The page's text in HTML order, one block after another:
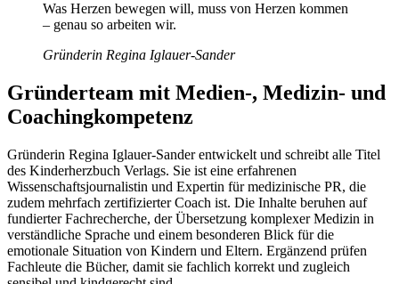
Was Herzen bewegen will, muss von Herzen kommen
– genau so arbeiten wir.
Gründerin Regina Iglauer-Sander
Gründerteam mit Medien-, Medizin- und
Coachingkompetenz
Gründerin Regina Iglauer-Sander entwickelt und schreibt alle Titel
des Kinderherzbuch Verlags. Sie ist eine erfahrenen
Wissenschaftsjournalistin und Expertin für medizinische PR, die
zudem mehrfach zertifizierter Coach ist. Die Inhalte beruhen auf
fundierter Fachrecherche, der Übersetzung komplexer Medizin in
verständliche Sprache und einem besonderen Blick für die
emotionale Situation von Kindern und Eltern. Ergänzend prüfen
Fachleute die Bücher, damit sie fachlich korrekt und zugleich